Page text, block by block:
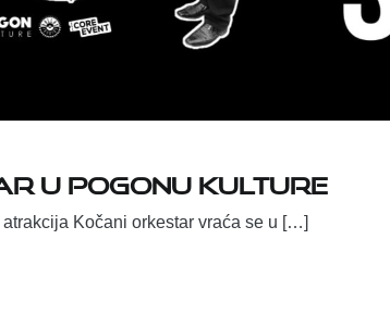
u Pogonu kulture
Kočani orkestar vraća se u […]